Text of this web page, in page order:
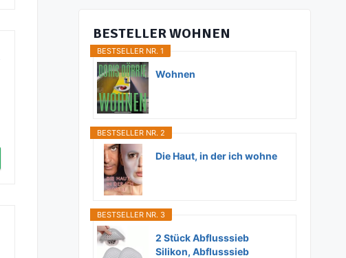
BESTELLER WOHNEN
BESTSELLER NR. 1
Wohnen
BESTSELLER NR. 2
Die Haut, in der ich wohne
BESTSELLER NR. 3
2 Stück Abflusssieb
Silikon, Abflusssieb